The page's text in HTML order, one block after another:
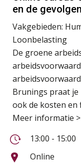
en de
Vakgebieden:
Loonbelasting
De groene
Brunings praat
ook de kosten en
Meer informatie >
13:00 - 15:00
Online